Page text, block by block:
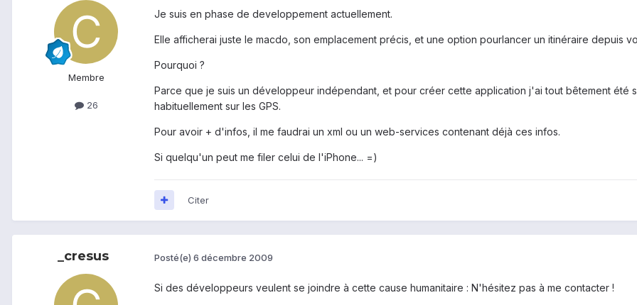
Membre
26
Je suis en phase de developpement actuellement.
Elle afficherai juste le macdo, son emplacement précis, et une option pourlancer un itinéraire depuis
Pourquoi ?
Parce que je suis un développeur indépendant, et pour créer cette application j'ai tout bêtement été
habituellement sur les GPS.
Pour avoir + d'infos, il me faudrai un xml ou un web-services contenant déjà ces infos.
Si quelqu'un peut me filer celui de l'iPhone... =)
Citer
_cresus Posté(e) 6 décembre 2009
Si des développeurs veulent se joindre à cette cause humanitaire : N'hésitez pas à me contacter !